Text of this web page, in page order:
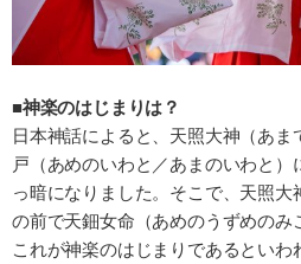
■神楽のはじまりは？
日本神話によると、天照大神（あ
戸（あめのいわと／あまのいわと
っ暗になりました。そこで、天照
の前で天鈿女命（あめのうずめのみ
これが神楽のはじまりであるといわ